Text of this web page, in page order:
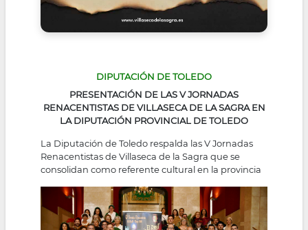
DIPUTACIÓN DE TOLEDO
PRESENTACIÓN DE LAS V JORNADAS
RENACENTISTAS DE VILLASECA DE LA SAGRA EN
LA DIPUTACIÓN PROVINCIAL DE TOLEDO
La Diputación de Toledo respalda las V Jornadas
Renacentistas de Villaseca de la Sagra que se
consolidan como referente cultural en la provincia